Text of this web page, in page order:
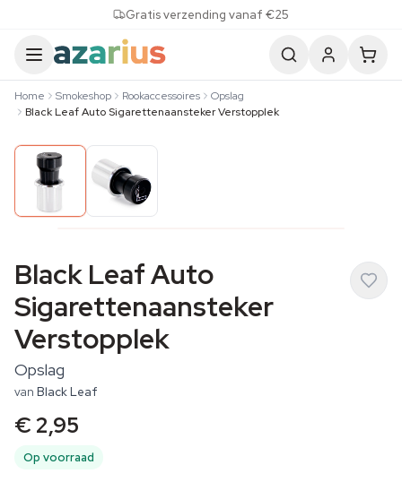
Gratis verzending vanaf €25
Home Smokeshop Rookaccessoires
Opslag
Black Leaf Auto Sigarettenaansteker Verstopplek
Black Leaf Auto
Sigarettenaansteker
Verstopplek
Opslag
van Black Leaf
€ 2,95
Op voorraad